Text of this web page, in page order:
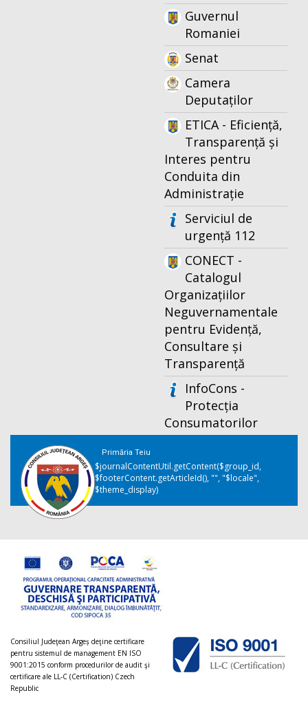
Guvernul
Romaniei
Senat
Camera
Deputaților
ETICA - Eficiență,
Transparență și
Interes pentru
Conduita din
Administrație
Serviciul de
urgență 112
CONECT -
Catalogul
Organizațiilor
Neguvernamentale
pentru Evidență,
Consultare și
Transparență
InfoCons -
Protecția
Consumatorilor
Primăria Teiu
$journalContentUtil.getContent($group_id,
$footerContent.getArticleId(), "", "$locale",
$theme_display)
Consiliul Judeţean Argeș deţine certificare
pentru sistemul de management EN ISO
9001:2015 conform procedurilor de audit şi
certificare ale LL-C (Certification) Czech
Republic